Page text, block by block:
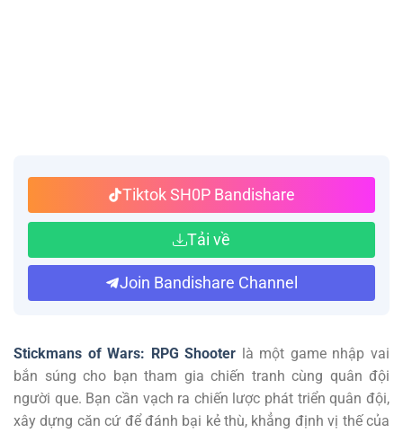
Tiktok SH0P Bandishare
Tải về
Join Bandishare Channel
Stickmans of Wars: RPG Shooter là một game nhập vai
bắn súng cho bạn tham gia chiến tranh cùng quân đội
người que. Bạn cần vạch ra chiến lược phát triển quân đội,
xây dựng căn cứ để đánh bại kẻ thù, khẳng định vị thế của